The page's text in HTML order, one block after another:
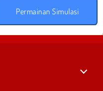
Permainan Simulasi